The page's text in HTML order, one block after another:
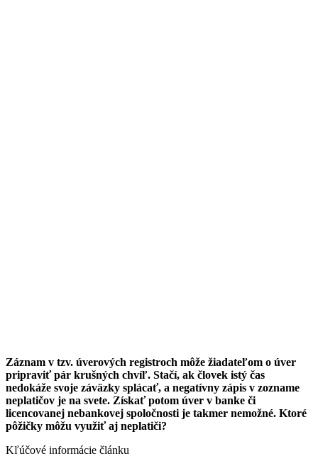
Záznam v tzv. úverových registroch môže žiadateľom o úver
pripraviť pár krušných chvíľ. Stačí, ak človek istý čas
nedokáže svoje záväzky splácať, a negatívny zápis v zozname
neplatičov je na svete. Získať potom úver v banke či
licencovanej nebankovej spoločnosti je takmer nemožné. Ktoré
pôžičky môžu využiť aj neplatiči?
Kľúčové informácie článku